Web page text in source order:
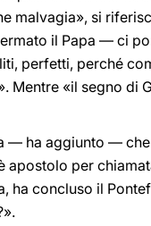
malvagia», si
il Papa — ci
perfetti, perché
Mentre «il segno
— ha aggiunto —
per
ha concluso il